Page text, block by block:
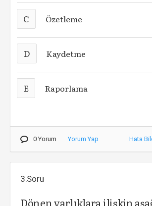
C Özetleme
D Kaydetme
E Raporlama
0 Yorum Yorum Yap Hata
3.Soru
Dönen varlıklara ilişkin